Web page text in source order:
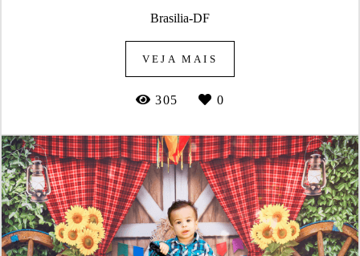
Brasilia-DF
VEJA MAIS
305 0